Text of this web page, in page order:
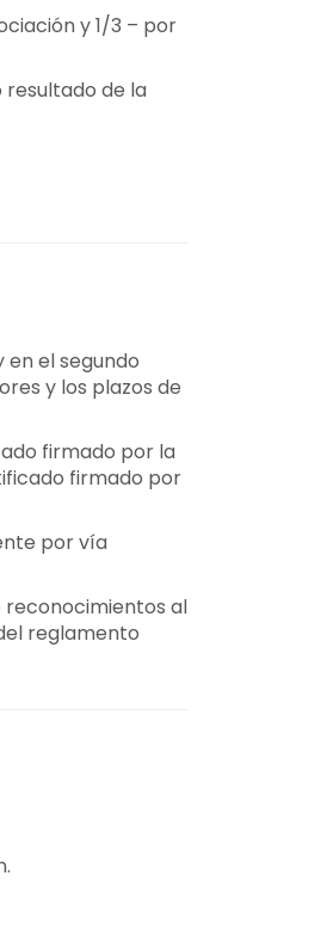
y 1/3 – por
resultado de la
el segundo
y los plazos de
firmado por la
firmado por
por vía
reconocimientos al
reglamento